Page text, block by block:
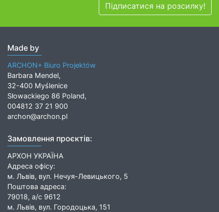
Підписатися на розсилку!
Made by
ARCHON+ Biuro Projektów
Barbara Mendel,
32-400 Myślenice
Słowackiego 86 Poland,
004812 37 21 900
archon@archon.pl
Замовлення проєктів:
АРХОН УКРАЇНА
Адреса офісу:
м. Львів, вул. Нечуя-Левицького, 5
Поштова адреса:
79018, а/с 9612
м. Львів, вул. Городоцька, 151